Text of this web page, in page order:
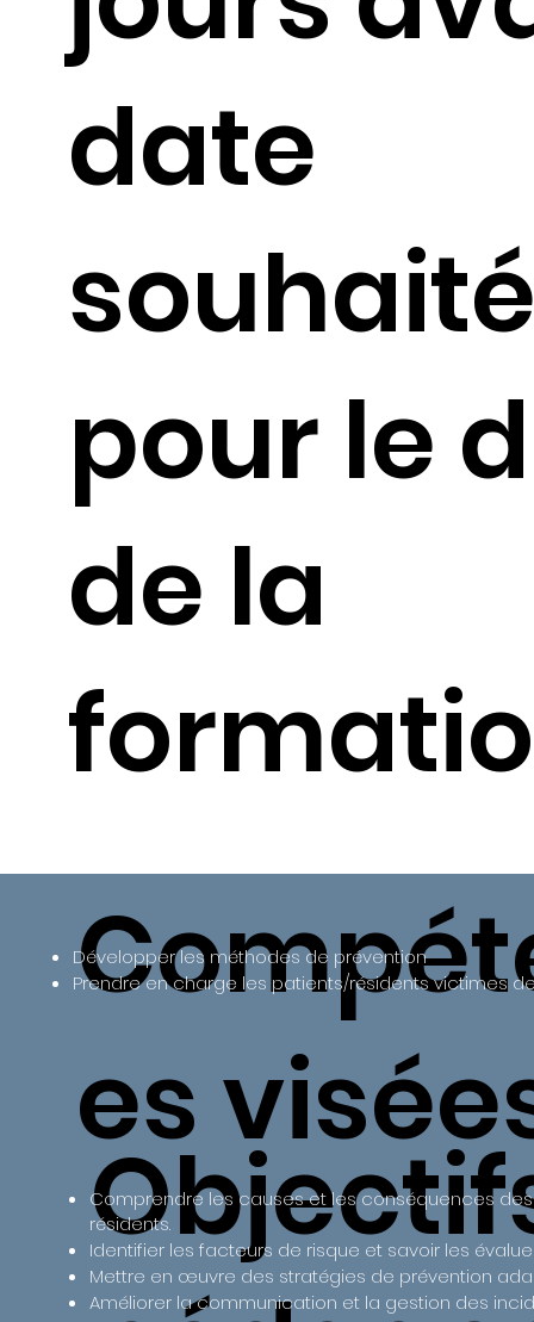
date
pour le
de la
es
Développer les méthodes de prévention
Prendre en charge les patients/résidents victimes
Comprendre les causes et les conséquences
résidents.
Identifier les facteurs de risque et savoir les
Mettre en œuvre des stratégies de prévention
Améliorer la communication et la gestion des